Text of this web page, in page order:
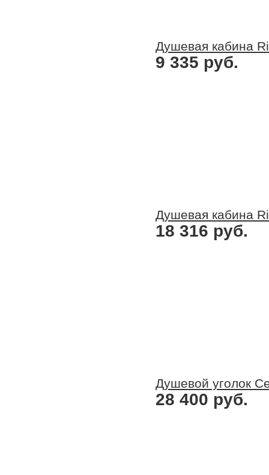
Душевая кабина
9 335 руб.
Душевая кабина
18 316 руб.
Душевой уголок
28 400 руб.